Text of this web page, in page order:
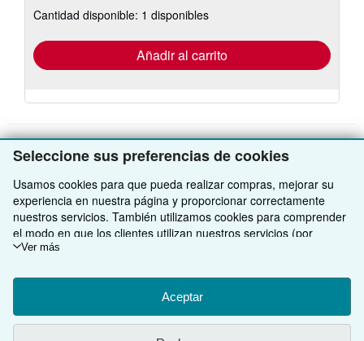
Seleccione sus preferencias de cookies
Usamos cookies para que pueda realizar compras, mejorar su
experiencia en nuestra página y proporcionar correctamente
nuestros servicios. También utilizamos cookies para comprender
el modo en que los clientes utilizan nuestros servicios (por
ejemplo, midiendo las visitas al sitio) y así poder realizar mejoras.
para mostrar contenido relevante en los anuncios y medir el
rendimiento de los mismos. Elija Rechazar si noestá de acuerdo
o Personalizar para obtener más información. Puede cambiar sus
opciones en cualquier momento visitando las
Ver más
Aceptar
las
tarifas
envío
Cantidad disponible: 1 disponibles
Añadir al carrito
Compre con nosotros
Búsqueda avanzada
Colecciones
Mi cuenta
Venda con nosotros
Comenzar a vender
Únase a nuestro programa de afiliados
Sobre nosotros
Sobre IberLibro
Obtener Ayuda